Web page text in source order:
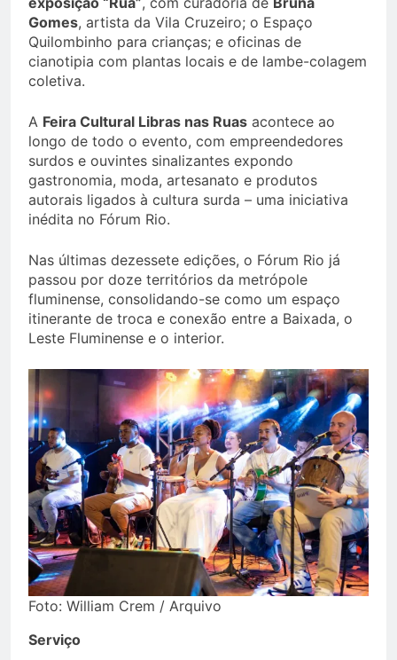
Gomes, artista da Vila Cruzeiro; o Espaço
Quilombinho para crianças; e oficinas de
cianotipia com plantas locais e de lambe-colagem
coletiva.
A Feira Cultural Libras nas Ruas acontece ao
longo de todo o evento, com empreendedores
surdos e ouvintes sinalizantes expondo
gastronomia, moda, artesanato e produtos
autorais ligados à cultura surda – uma iniciativa
inédita no Fórum Rio.
Nas últimas dezessete edições, o Fórum Rio já
passou por doze territórios da metrópole
fluminense, consolidando-se como um espaço
itinerante de troca e conexão entre a Baixada, o
Leste Fluminense e o interior.
Foto: William Crem / Arquivo
Serviço